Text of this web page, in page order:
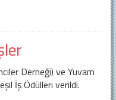
Derneği) ve Yuvam
İş Ödülleri verildi.